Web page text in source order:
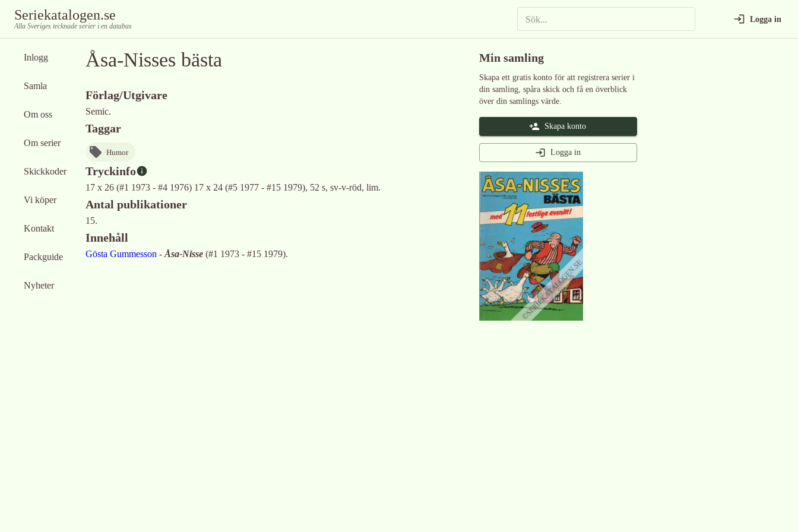
Seriekatalogen.se
Alla Sveriges tecknade serier i en databas
Logga in
Inlogg
Samla
Om oss
Om serier
Skickkoder
Vi köper
Kontakt
Packguide
Nyheter
Åsa-Nisses bästa
Förlag/Utgivare
Semic.
Taggar
Humor
Tryckinfo
17 x 26 (#1 1973 - #4 1976) 17 x 24 (#5 1977 - #15 1979), 52 s, sv-v-röd, lim.
Antal publikationer
15.
Innehåll
Gösta Gummesson - Åsa-Nisse (#1 1973 - #15 1979).
Min samling
Skapa ett gratis konto för att registrera serier i
din samling, spåra skick och få en överblick
över din samlings värde.
Skapa konto
Logga in